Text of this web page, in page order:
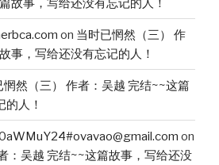
故事，写给还没有忘记的人！
on 当时已惘然（三） 作
事，写给还没有忘记的人！
惘然（三） 作者：吴越 完结~~这篇
人！
on
：吴越 完结~~这篇故事，写给还没